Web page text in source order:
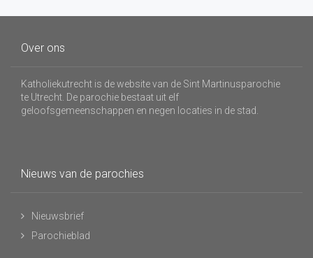
Over ons
Katholiekutrecht is de website van de Sint Martinusparochie
te Utrecht. De parochie bestaat uit elf
geloofsgemeenschappen en negen locaties in de stad.
Nieuws van de parochies
Nieuwsbrief
Parochieblad